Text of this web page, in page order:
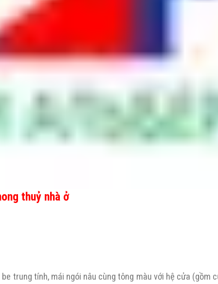
thuỷ nhà ở
trung tính, mái ngói nâu cùng tông màu với hệ cửa (gồm